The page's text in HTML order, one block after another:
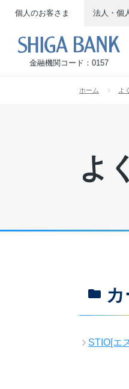
個人のお客さま 法人・個
金融機関コード：0157
ホーム よ
よ
STIO[エ